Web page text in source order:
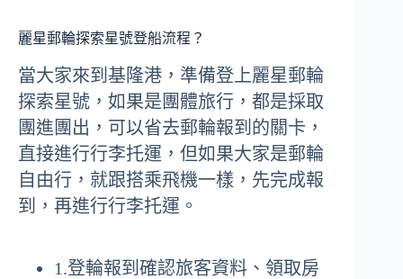
麗星郵輪探索星號登船流程？
當大家來到基隆港，準備登上麗星郵輪
探索星號，如果是團體旅行，都是採取
團進團出，可以省去郵輪報到的關卡，
直接進行行李托運，但如果大家是郵輪
自由行，就跟搭乘飛機一樣，先完成報
到，再進行行李托運。
1.登輪報到確認旅客資料、領取房